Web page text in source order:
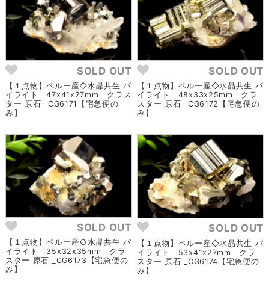
SOLD OUT
【１点物】ペルー産◇水晶共生 パ
イライト 47x41x27mm クラス
ター 原石 _CG6171【宅急便の
み】
SOLD OUT
【１点物】ペルー産◇水晶共生 パ
イライト 48x33x25mm クラ
スター 原石 _CG6172【宅急便の
み】
SOLD OUT
【１点物】ペルー産◇水晶共生 パ
イライト 35x32x35mm クラ
スター 原石 _CG6173【宅急便の
み】
SOLD OUT
【１点物】ペルー産◇水晶共生 パ
イライト 53x41x27mm クラ
スター 原石 _CG6174【宅急便の
み】